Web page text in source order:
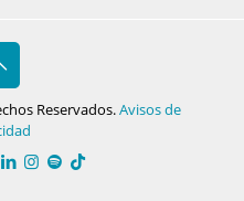
Reservados.Avisos de